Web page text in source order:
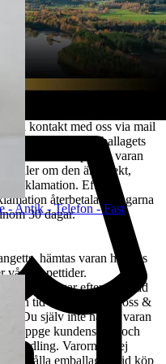
samtyckt till att tjänsten
finns någon ångerrätt när
ångerrätt missbrukas, tex
och därmed påverka
oss rätten att stänga av
oss.
ta kontakt med oss via mail
på varan samt emballagets
är skillnad på om varan
eller om den är defekt,
reklamation. Efter
återbetalas pengarna
30 dagar.
hämtas varan hos oss
våra öppettider.
10 dagar efter avslutad
tid tillfaller varan oss &
Du själv inte hämta varan
uppge kundens för- och
handling. Varorna är ej
emballage. Vid köp
- Antik - Telefon - Fast